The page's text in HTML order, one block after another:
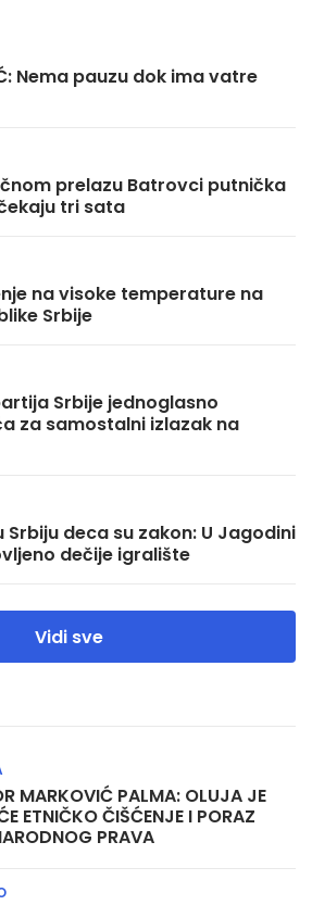
Nema pauzu dok ima vatre
prelazu Batrovci putnička
tri sata
na visoke temperature na
Srbije
Srbije jednoglasno
za samostalni izlazak na
Srbiju deca su zakon: U Jagodini
dečije igralište
Vidi sve
MARKOVIĆ PALMA: OLUJA JE
ETNIČKO ČIŠĆENJE I PORAZ
PRAVA